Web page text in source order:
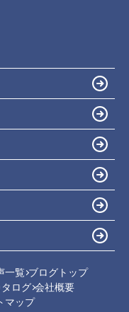
一覧 ブログトップ
ログ 会社概要
マップ